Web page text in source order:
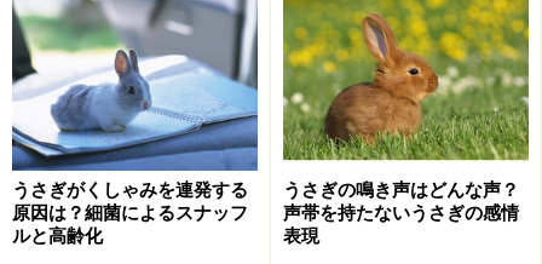
きの別れが寂しいのか、と感じます。
具合が悪い時も目で顕著にわかります。私は、お預かり
したうさぎの目を、常に見て、このうさぎは今どんな状
態か、を把握するようにしています。
うさぎがくしゃみを連発する
原因は？細菌によるスナッフ
ルと高齢化
うさぎの鳴き声はどんな声？
声帯を持たないうさぎの感情
表現